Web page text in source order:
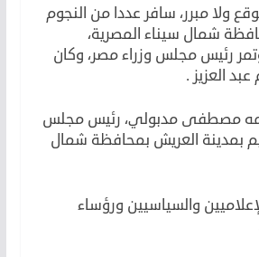
ولا مبرر، سافر عددا من النجوم
شمال سيناء المصرية،
رئيس مجلس وزراء مصر، وكان
العزيز .
مصطفى مدبولي، رئيس مجلس
بمدينة العريش بمحافظة شمال
والسياسيين ورؤساء